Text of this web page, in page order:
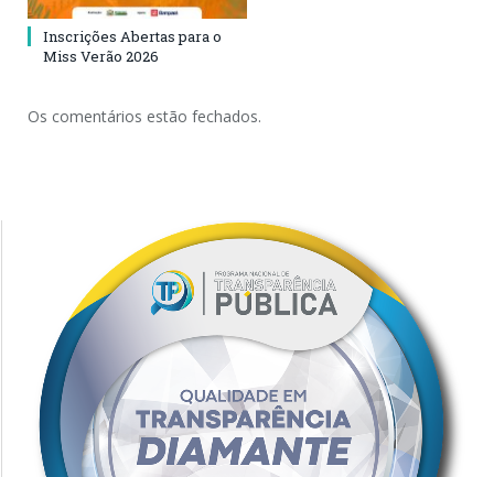
Inscrições Abertas para o
Miss Verão 2026
Os comentários estão fechados.